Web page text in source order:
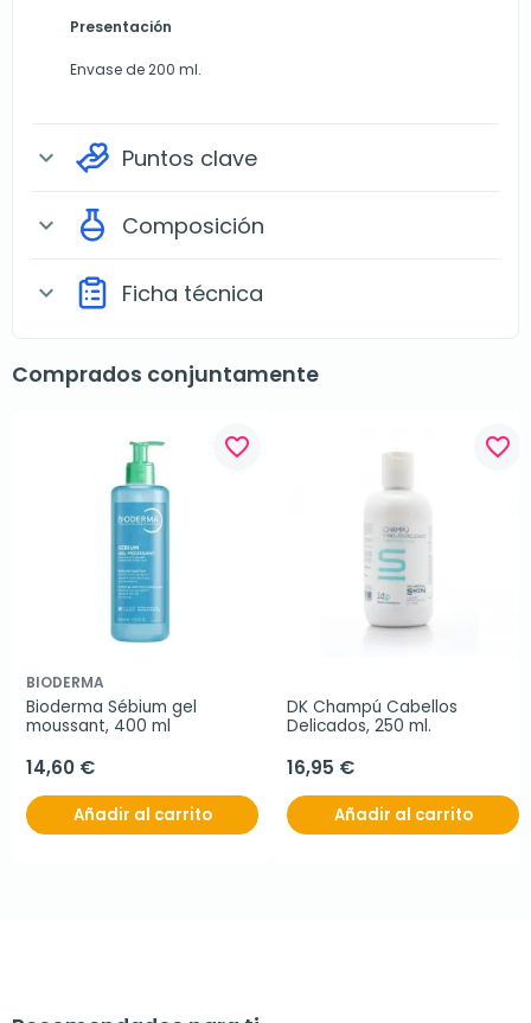
Presentación
Envase de 200 ml.
expand_more Puntos clave
expand_more Composición
expand_more Ficha técnica
Comprados conjuntamente
favorite_border
BIODERMA
Bioderma Sébium gel
moussant, 400 ml
14,60 €
Añadir al carrito
favorite_border
DK Champú Cabellos
Delicados, 250 ml.
16,95 €
Añadir al carrito